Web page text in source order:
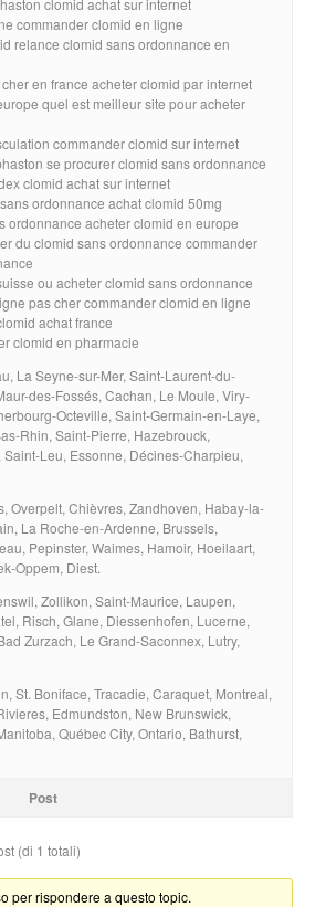
commander clomid en ligne
relance clomid sans ordonnance en
en france acheter clomid par internet
quel est meilleur site pour acheter
commander clomid sur internet
se procurer clomid sans ordonnance
clomid achat sur internet
ordonnance achat clomid 50mg
ordonnance acheter clomid en europe
du clomid sans ordonnance commander
ou acheter clomid sans ordonnance
pas cher commander clomid en ligne
achat france
clomid en pharmacie
La Seyne-sur-Mer, Saint-Laurent-du-
des-Fossés, Cachan, Le Moule, Viry-
Octeville, Saint-Germain-en-Laye,
Rhin, Saint-Pierre, Hazebrouck,
Leu, Essonne, Décines-Charpieu,
Overpelt, Chièvres, Zandhoven, Habay-la-
La Roche-en-Ardenne, Brussels,
Pepinster, Waimes, Hamoir, Hoeilaart,
Oppem, Diest.
Zollikon, Saint-Maurice, Laupen,
Risch, Glane, Diessenhofen, Lucerne,
Zurzach, Le Grand-Saconnex, Lutry,
St. Boniface, Tracadie, Caraquet, Montreal,
Edmundston, New Brunswick,
Québec City, Ontario, Bathurst,
Post
(di 1 totali)
per rispondere a questo topic.